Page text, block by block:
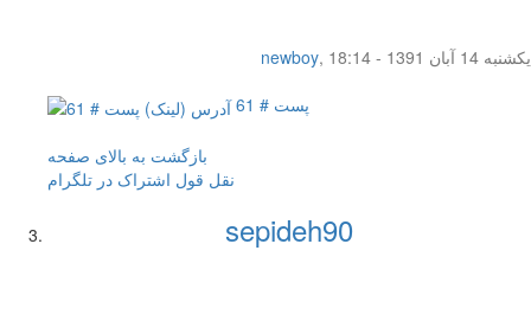
newboy,
یکشنبه 14 آبان 1391 - 18:14
پست # 61
بازگشت به بالای صفحه
نقل قول اشتراک در تلگرام
sepideh90